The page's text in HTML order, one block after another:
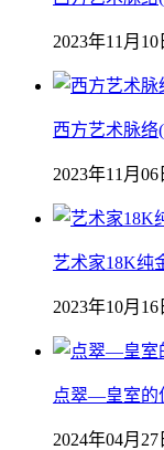
2023年11月10
西方艺术脉
2023年11月06
艺术家18K纯
2023年10月16
点翠—皇室的
2024年04月27